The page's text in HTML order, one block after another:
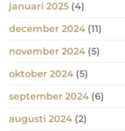
januari 2025 (4)
december 2024 (11)
november 2024 (5)
oktober 2024 (5)
september 2024 (6)
augusti 2024 (2)